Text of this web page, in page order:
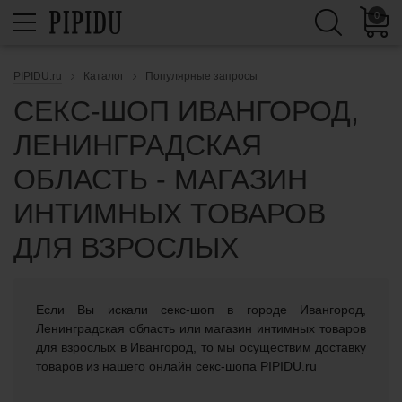
0
PIPIDU.ru Каталог Популярные запросы
СЕКС-ШОП ИВАНГОРОД,
ЛЕНИНГРАДСКАЯ
ОБЛАСТЬ - МАГАЗИН
ИНТИМНЫХ ТОВАРОВ
ДЛЯ ВЗРОСЛЫХ
Если Вы искали cекс-шоп в городе Ивангород,
Ленинградская область или магазин интимных товаров
для взрослых в Ивангород, то мы осуществим доставку
товаров из нашего онлайн секс-шопа PIPIDU.ru